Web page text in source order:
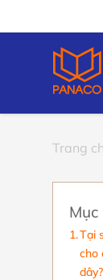
Trang
Mục
Tại
cho